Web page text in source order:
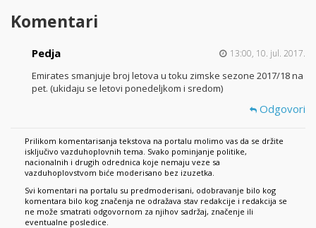
Komentari
Pedja 13:00, 10. jul. 2017.
Emirates smanjuje broj letova u toku zimske sezone 2017/18 na
pet. (ukidaju se letovi ponedeljkom i sredom)
Odgovori
Prilikom komentarisanja tekstova na portalu molimo vas da se držite
isključivo vazduhoplovnih tema. Svako pominjanje politike,
nacionalnih i drugih odrednica koje nemaju veze sa
vazduhoplovstvom biće moderisano bez izuzetka.
Svi komentari na portalu su predmoderisani, odobravanje bilo kog
komentara bilo kog značenja ne odražava stav redakcije i redakcija se
ne može smatrati odgovornom za njihov sadržaj, značenje ili
eventualne posledice.